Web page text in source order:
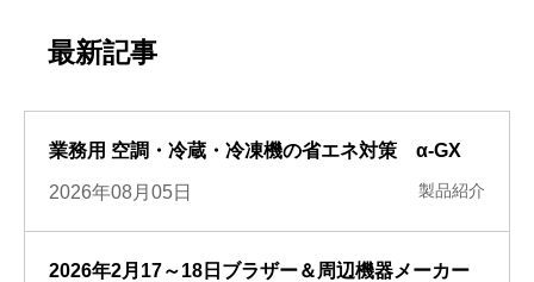
最新記事
業務用 空調・冷蔵・冷凍機の省エネ対策 α-GX
2026年08月05日 製品紹介
2026年2月17～18日ブラザー＆周辺機器メーカー